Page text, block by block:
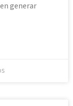
generar